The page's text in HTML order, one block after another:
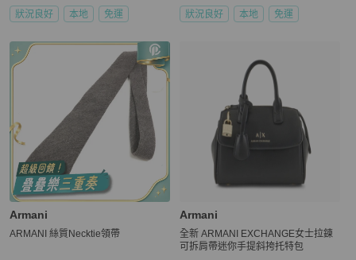
狀況良好 本地 免運 狀況良好 本地 免運
Armani
ARMANI 絲質Necktie領帶
Armani
全新 ARMANI EXCHANGE女士拉鍊
可拆肩帶迷你手提斜挎托特包